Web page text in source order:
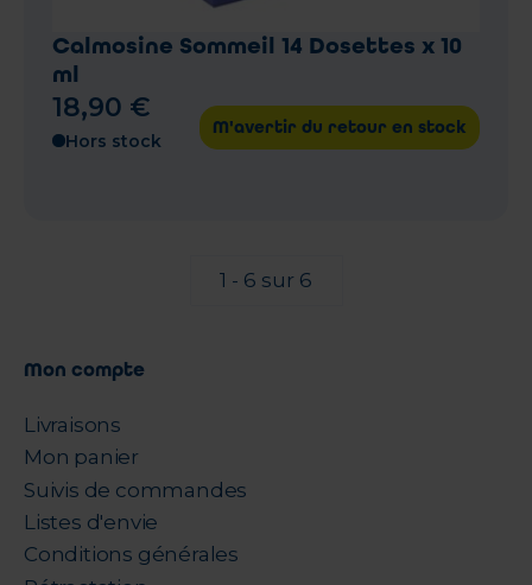
Calmosine Sommeil 14 Dosettes x 10
ml
18,90 €
Hors stock
M'avertir du retour en stock
1 - 6 sur 6
Mon compte
Livraisons
Mon panier
Suivis de commandes
Listes d'envie
Conditions générales